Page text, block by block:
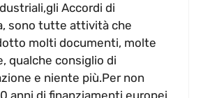
Accordi di
sono tutte attività che
molti documenti, molte
qualche consiglio di
e niente più.Per non